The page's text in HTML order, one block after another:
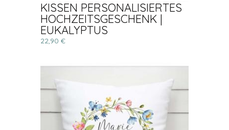
KISSEN PERSONALISIERTES
HOCHZEITSGESCHENK |
EUKALYPTUS
22,90 €